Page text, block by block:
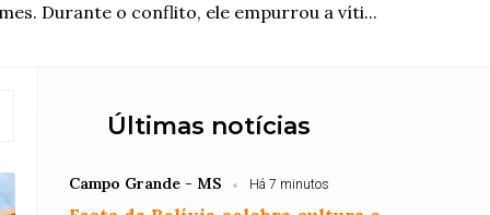
Durante o conflito, ele empurrou a víti...
Últimas notícias
Campo Grande - MS Há 7 minutos